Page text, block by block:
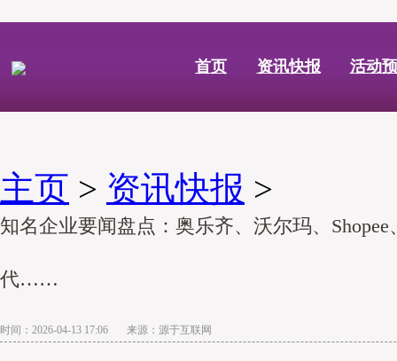
首页 资讯快报 活动
主页 > 资讯快报 >
知名企业要闻盘点：奥乐齐、沃尔玛、
代……
时间：2026-04-13 17:06 来源：源于互联网